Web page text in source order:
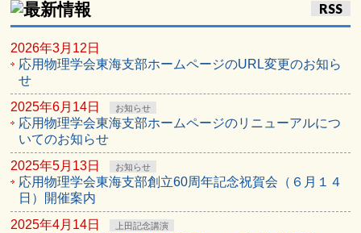
RSS
2026年3月12日
応用物理学会東海支部ホームページのURL変更のお知ら
せ
2025年6月14日
お知らせ
応用物理学会東海支部ホームページのリニューアルにつ
いてのお知らせ
2025年5月13日
お知らせ
応用物理学会東海支部創立60周年記念祝賀会（６月１４
日）開催案内
2025年4月14日
上田記念講演